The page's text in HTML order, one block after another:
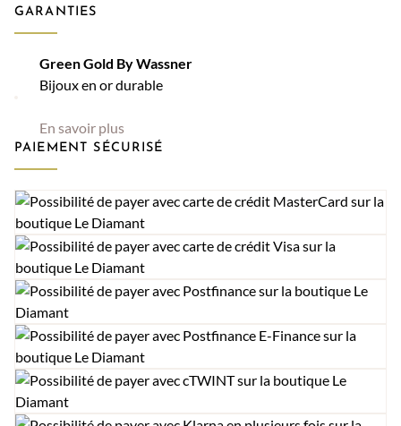
GARANTIES
Green Gold By Wassner
Bijoux en or durable
En savoir plus
PAIEMENT SÉCURISÉ